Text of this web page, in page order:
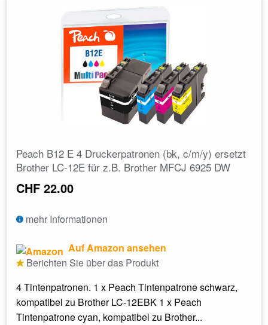
Peach B12 E 4 Druckerpatronen (bk, c/m/y) ersetzt
Brother LC-12E für z.B. Brother MFCJ 6925 DW
CHF 22.00
mehr Informationen
Auf Amazon ansehen
Berichten Sie über das Produkt
4 Tintenpatronen. 1 x Peach Tintenpatrone schwarz,
kompatibel zu Brother LC-12EBK 1 x Peach
Tintenpatrone cyan, kompatibel zu Brother...